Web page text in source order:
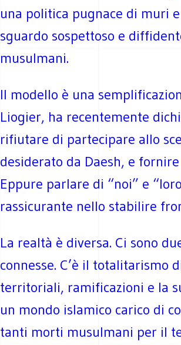
una politica pugnace di muri
sguardo sospettoso e
musulmani.
Il modello è una
Liogier, ha recentemente
rifiutare di partecipare allo
desiderato da Daesh, e
Eppure parlare di “noi” e
rassicurante nello stabilire
La realtà è diversa. Ci sono
connesse. C’è il totalitarismo
territoriali, ramificazioni e la
un mondo islamico carico di
tanti morti musulmani per il